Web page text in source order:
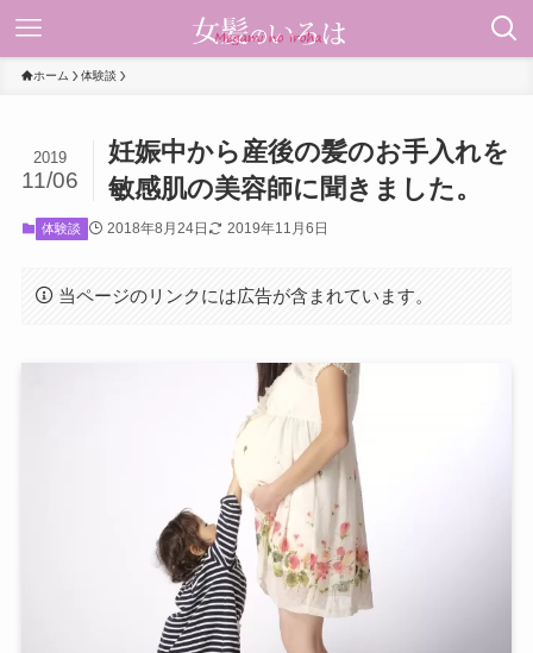
ホーム 体験談
妊娠中から産後の髪のお手入れを
敏感肌の美容師に聞きました。
2019
11/06
体験談 2018年8月24日 2019年11月6日
当ページのリンクには広告が含まれています。